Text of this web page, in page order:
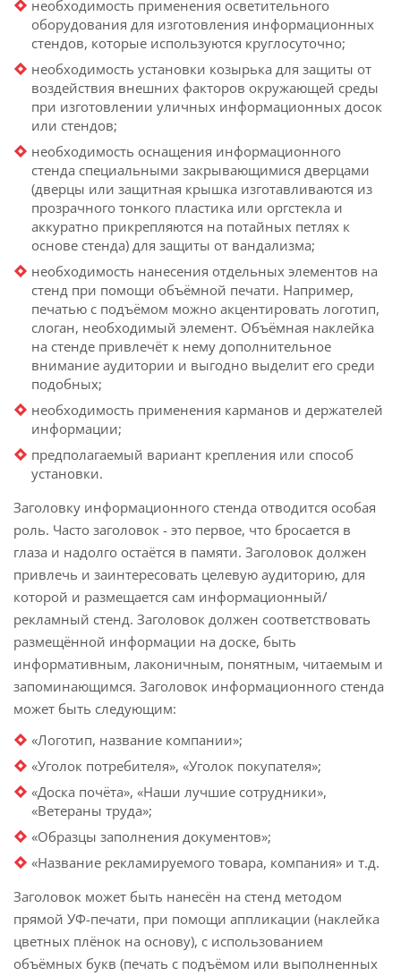
необходимость применения осветительного
оборудования для изготовления информационных
стендов, которые используются круглосуточно;
необходимость установки козырька для защиты от
воздействия внешних факторов окружающей среды
при изготовлении уличных информационных досок
или стендов;
необходимость оснащения информационного
стенда специальными закрывающимися дверцами
(дверцы или защитная крышка изготавливаются из
прозрачного тонкого пластика или оргстекла и
аккуратно прикрепляются на потайных петлях к
основе стенда) для защиты от вандализма;
необходимость нанесения отдельных элементов на
стенд при помощи объёмной печати. Например,
печатью с подъёмом можно акцентировать логотип,
слоган, необходимый элемент. Объёмная наклейка
на стенде привлечёт к нему дополнительное
внимание аудитории и выгодно выделит его среди
подобных;
необходимость применения карманов и держателей
информации;
предполагаемый вариант крепления или способ
установки.
Заголовку информационного стенда отводится особая
роль. Часто заголовок - это первое, что бросается в
глаза и надолго остаётся в памяти. Заголовок должен
привлечь и заинтересовать целевую аудиторию, для
которой и размещается сам информационный/
рекламный стенд. Заголовок должен соответствовать
размещённой информации на доске, быть
информативным, лаконичным, понятным, читаемым и
запоминающимся. Заголовок информационного стенда
может быть следующим:
«Логотип, название компании»;
«Уголок потребителя», «Уголок покупателя»;
«Доска почёта», «Наши лучшие сотрудники»,
«Ветераны труда»;
«Образцы заполнения документов»;
«Название рекламируемого товара, компания» и т.д.
Заголовок может быть нанесён на стенд методом
прямой УФ-печати, при помощи аппликации (наклейка
цветных плёнок на основу), с использованием
объёмных букв (печать с подъёмом или выполненных